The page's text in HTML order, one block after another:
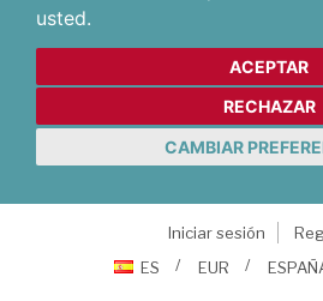
usted.
ACEPTAR
RECHAZAR
CAMBIAR
Iniciar sesión
ES
EUR